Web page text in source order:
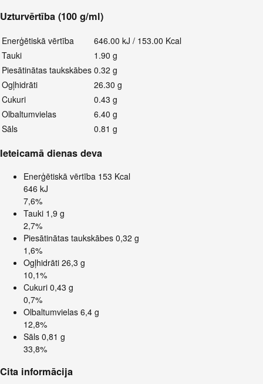
Uzturvērtība (100 g/ml)
Enerģētiskā vērtība
646.00 kJ / 153.00 Kcal
Tauki
1.90 g
Piesātinātas taukskābes 0.32 g
Ogļhidrāti
26.30 g
Cukuri
0.43 g
Olbaltumvielas
6.40 g
Sāls
0.81 g
Ieteicamā dienas deva
Enerģētiskā vērtība 153 Kcal
646 kJ
7,6%
Tauki 1,9 g
2,7%
Piesātinātas taukskābes 0,32 g
1,6%
Ogļhidrāti 26,3 g
10,1%
Cukuri 0,43 g
0,7%
Olbaltumvielas 6,4 g
12,8%
Sāls 0,81 g
33,8%
Cita informācija